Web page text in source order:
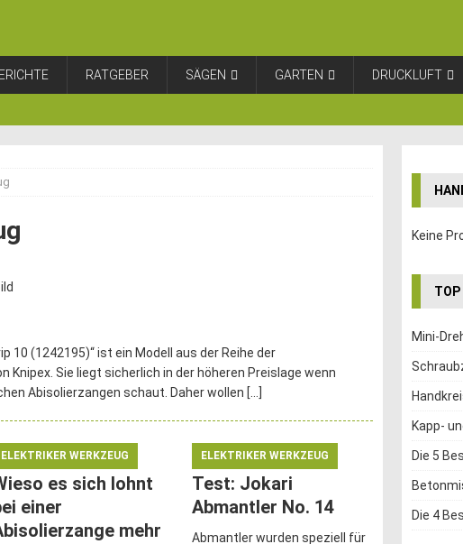
RATGEBER SÄGEN GARTEN DRUCKLUFT
10 (1242195)“ ist ein Modell aus der Reihe der
Knipex. Sie liegt sicherlich in der höheren Preislage wenn
Abisolierzangen schaut. Daher wollen […]
ELEKTRIKER WERKZEUG
es sich lohnt
einer
mehr
ELEKTRIKER WERKZEUG
Test: Jokari
Abmantler No. 14
Abmantler wurden speziell für
Keine
TOP
Mini-
Kapp-
Die 5
Die 4